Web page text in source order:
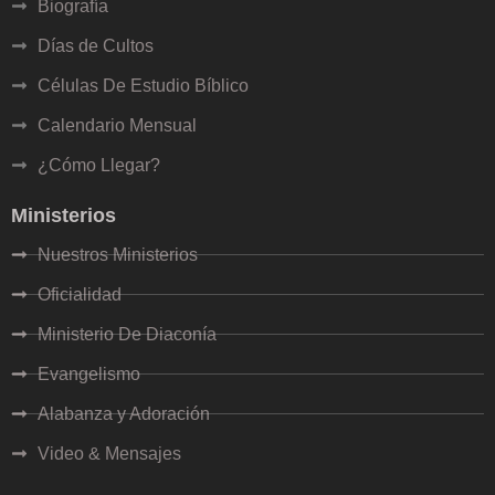
Víctor Ariel
Biografía
Días de Cultos
Células De Estudio Bíblico
Calendario Mensual
¿Cómo Llegar?
Ministerios
Nuestros Ministerios
Oficialidad
Ministerio De Diaconía
Evangelismo
Alabanza y Adoración
Video & Mensajes